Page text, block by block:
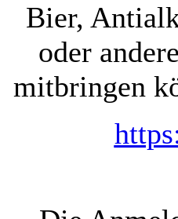
Bier,
oder
mitbringen